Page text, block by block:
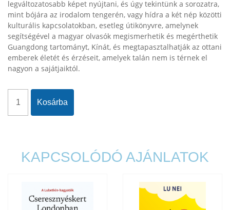
legváltozatosabb képet nyújtani, és úgy tekintünk a sorozatra,
mint bójára az irodalom tengerén, vagy hídra a két nép közötti
kulturális kapcsolatokban, esetleg útikönyvre, amelynek
segítségével a magyar olvasók megismerhetik és megérthetik
Guangdong tartományt, Kínát, és megtapasztalhatják az ottani
emberek életét és érzéseit, amelyek talán nem is térnek el
nagyon a sajátjaiktól.
Kosárba
KAPCSOLÓDÓ AJÁNLATOK